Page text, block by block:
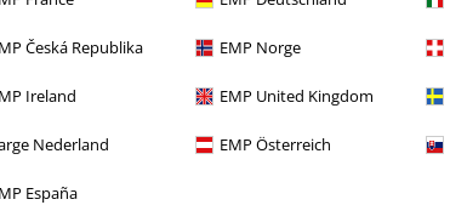
Česká Republika EMP Norge
Ireland EMP United Kingdom
Nederland EMP Österreich
España